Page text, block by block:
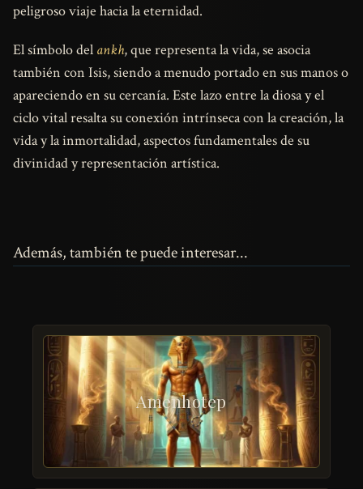
peligroso viaje hacia la eternidad.
El símbolo del ankh, que representa la vida, se asocia
también con Isis, siendo a menudo portado en sus manos o
apareciendo en su cercanía. Este lazo entre la diosa y el
ciclo vital resalta su conexión intrínseca con la creación, la
vida y la inmortalidad, aspectos fundamentales de su
divinidad y representación artística.
Además, también te puede interesar...
Amenhotep